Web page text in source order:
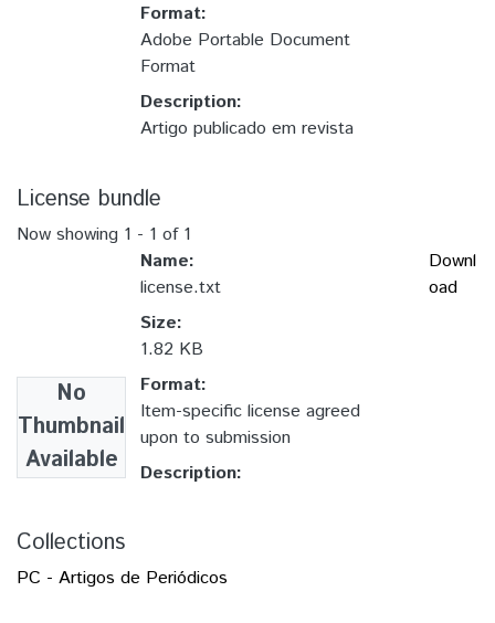
Format:
Adobe Portable Document
Format
Description:
Artigo publicado em revista
License bundle
Now showing 1 - 1 of 1
No
Thumbnail
Available
Name:
license.txt
Size:
1.82 KB
Format:
Item-specific license agreed
upon to submission
Description:
Downl
oad
Collections
PC - Artigos de Periódicos